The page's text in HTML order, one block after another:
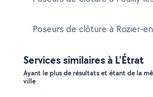
Poseurs de clôture à Rozier-
Services similaires à L'Étrat
Ayant le plus de résultats et étant de la
ville